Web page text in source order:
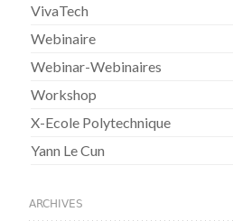
VivaTech
Webinaire
Webinar-Webinaires
Workshop
X-Ecole Polytechnique
Yann Le Cun
ARCHIVES